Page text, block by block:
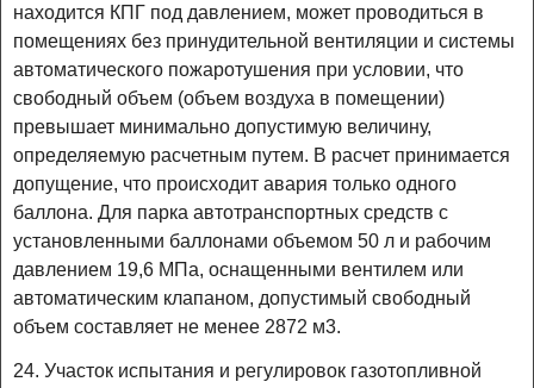
находится КПГ под давлением, может проводиться в
помещениях без принудительной вентиляции и системы
автоматического пожаротушения при условии, что
свободный объем (объем воздуха в помещении)
превышает минимально допустимую величину,
определяемую расчетным путем. В расчет принимается
допущение, что происходит авария только одного
баллона. Для парка автотранспортных средств с
установленными баллонами объемом 50 л и рабочим
давлением 19,6 МПа, оснащенными вентилем или
автоматическим клапаном, допустимый свободный
объем составляет не менее 2872 м3.
24. Участок испытания и регулировок газотопливной